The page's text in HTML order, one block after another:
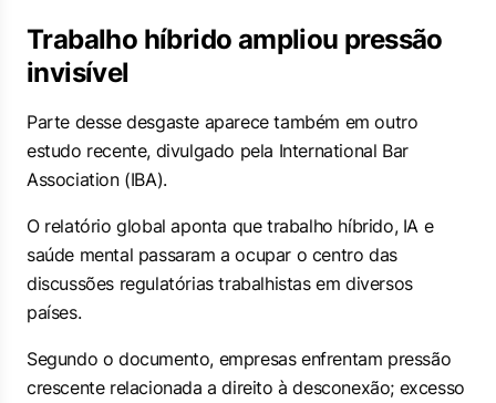
Trabalho híbrido ampliou pressão
invisível
Parte desse desgaste aparece também em outro
estudo recente, divulgado pela International Bar
Association (IBA).
O relatório global aponta que trabalho híbrido, IA e
saúde mental passaram a ocupar o centro das
discussões regulatórias trabalhistas em diversos
países.
Segundo o documento, empresas enfrentam pressão
crescente relacionada a direito à desconexão; excesso